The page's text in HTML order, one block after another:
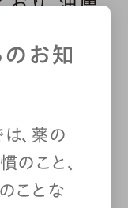
きがあり
涙の水分
す。
のお知
、薬の
のこと、
ことな